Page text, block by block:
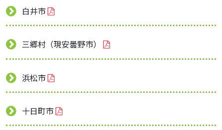
白井市
三郷村（現安曇野市）
浜松市
十日町市